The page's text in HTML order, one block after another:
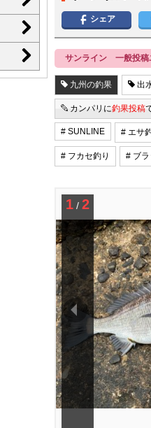
シェア
サンライン 一般投稿
九州の釣果 出
カンパリに釣果投稿
# SUNLINE # エサ
# フカセ釣り # ブ
1 / 2